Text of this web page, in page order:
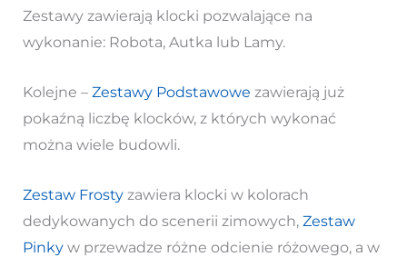
Zestawy zawierają klocki pozwalające na
wykonanie: Robota, Autka lub Lamy.
Kolejne – Zestawy Podstawowe zawierają już
pokaźną liczbę klocków, z których wykonać
można wiele budowli.
Zestaw Frostyzawiera klocki w kolorach
dedykowanych do scenerii zimowych, Zestaw
Pinkyw przewadze różne odcienie różowego, a w